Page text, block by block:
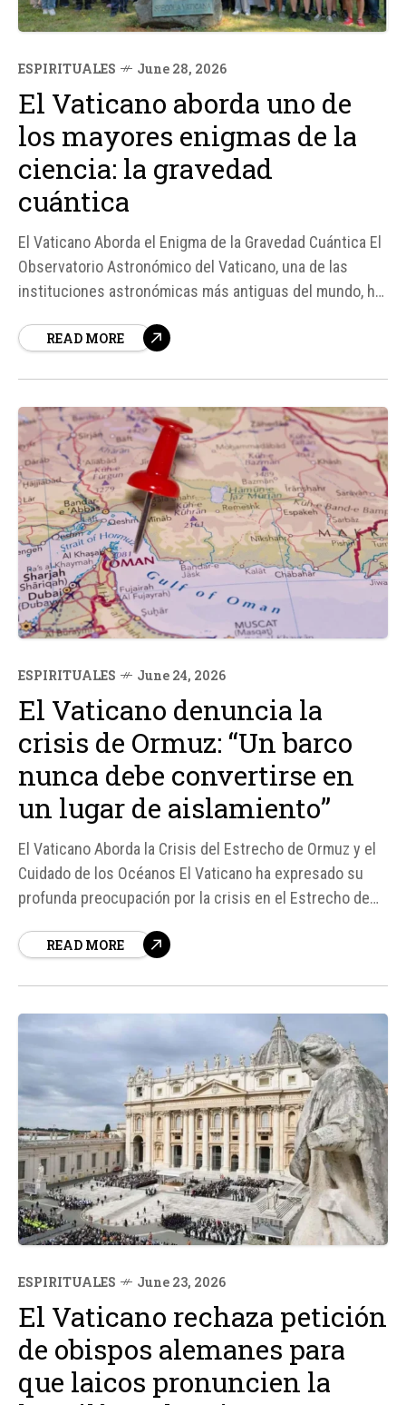
ESPIRITUALES June 28, 2026
El Vaticano aborda uno de
los mayores enigmas de la
ciencia: la gravedad
cuántica
El Vaticano Aborda el Enigma de la Gravedad Cuántica El
Observatorio Astronómico del Vaticano, una de las
instituciones astronómicas más antiguas del mundo, ha
de los mayores desafíos de la física contemporánea: la
READ MORE
ESPIRITUALES June 24, 2026
El Vaticano denuncia la
crisis de Ormuz: “Un barco
nunca debe convertirse en
un lugar de aislamiento”
El Vaticano Aborda la Crisis del Estrecho de Ormuz y el
Cuidado de los Océanos El Vaticano ha expresado su
profunda preocupación por la crisis en el Estrecho de
atrapados durante más de cien días. Esta situación ha
READ MORE
ESPIRITUALES June 23, 2026
El Vaticano rechaza petición
de obispos alemanes para
que laicos pronuncien la